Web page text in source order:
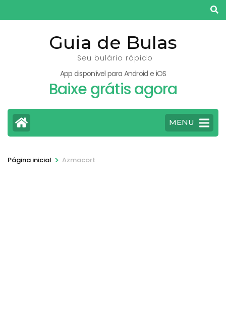
para
Guia de Bulas
Seu bulário rápido
App disponível para Android e iOS
Baixe grátis agora
MENU
Página inicial > Azmacort